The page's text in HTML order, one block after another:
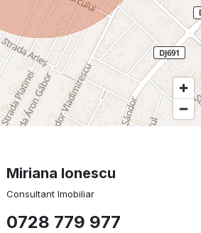
Miriana Ionescu
Consultant Imobiliar
0728 779 977